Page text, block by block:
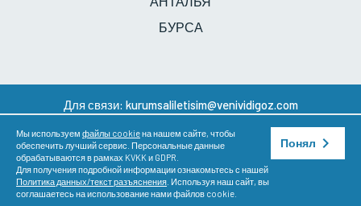
БУРСА
защищены.
Для связи: kurumsaliletisim@venividigoz.com
CALL_NOW WHATSAPP
Мы используем файлы cookieна нашем сайте, чтобы
обеспечить лучший сервис. Персональные данные
обрабатываются в рамках KVKK и GDPR.
Для получения подробной информации ознакомьтесь с нашей
Политика данных/текст разъяснения . Используя наш сайт, вы
соглашаетесь на использование нами файлов cookie.
Понял